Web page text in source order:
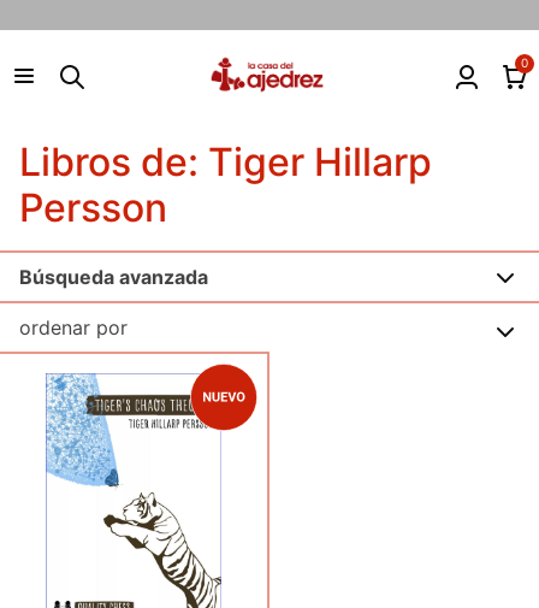
0
Libros de: Tiger Hillarp
Persson
Búsqueda avanzada